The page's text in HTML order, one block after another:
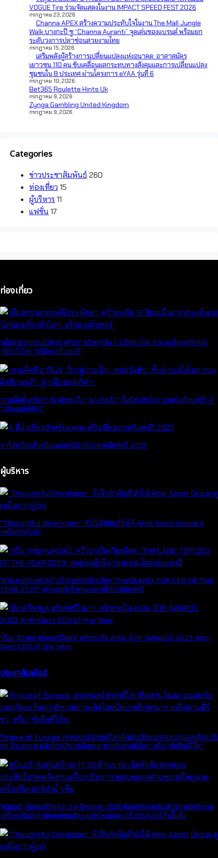
VOGUE Tire ร่วมจัดแสดงในงาน IMPACT SPEED FEST 2026
กรกฎาคม 23, 2026
Channa APEX สร้างความประทับใจในงาน The Mall Jungle
Walk บางกะปิ ชู “Channa Auranti” จุดเด่นของแบรนด์ พร้อมยก
ระดับวงการปลาช่อนสวยงามไทย
กรกฎาคม 15, 2026
เสริมพลังผู้สร้างการเปลี่ยนแปลงแห่งอนาคต: อาสาสมัคร
เยาวชน 110 คน ขับเคลื่อนผลกระทบทางสังคมและการเปลี่ยนแปลง
ชุมชนใน 8 ประเทศ ผ่านโครงการ eYAA รุ่นที่ 6
กรกฎาคม 10, 2026
Bet365 Roulette Hints Uk
กรกฎาคม 9, 2026
Zynga Gambling United Kingdom
กรกฎาคม 9, 2026
Categories
ข่าวประชาสัมพันธ์ 260
ท่องเที่ยว 15
ผู้บริหาร 11
แฟชั่น 17
ท่องเที่ยว
‘เซ็นทาราเเกรนด์มิราจ พัทยา’ คว้ารางวัล 13 ปีต่อเนื่อง จาก ผลโหวตนักท่อง
เที่ยวทั่วโลก ‘ทริปแอดไวเซอร์’
“กาแล็คซี่ อารีน่า” ก้าวสู่การเป็น “สปอร์ตฮับ” ชั้นนำระดับโลก ร่วมติดปีกมาเก๊า สู่
“เมืองแห่งกีฬา”
4 ที่น่าเที่ยวสำหรับแพลนทริปเที่ยวเกาหลีแห่งปี 2023
ผู้บริหาร
“Thoughtful Developer” หัวใจสำคัญที่ทำให้ Able Asset Group ดู
เหนือกว่าคู่แข่ง
“กวิน กาญจนพาสน์” คว้ารางวัลเกียรติยศ “THAILAND TOP CEO OF THE
YEAR 2023” สุดยอดผู้บริหารผลงานโดดเด่นแห่งปี
“ท๊อป จิรายุส ทรัพย์ศรีโสภา” คว้ารางวัล ASIA TOP AWARDS 2023 สาขา
Best CEO of the Year
ประชาสัมพันธ์
‘Prince of Eurasia’ ภาพยนตร์สารคดีโลกที่ผสานวัฒนธรรมตะวันออกกับตะวัน
ตก อำนวยการผลิตโดยนักบวชอิสลาม“ท่านอิสลามมีร์ซา” หรือ “ซัยยิดพี่โอ๊ค”
‘ยูนิแอร์’ ทุ่มทุนสร้างกว่า 30 ล้านบาท! เปิดตัวห้องทดสอบประสิทธิภาพพลังงาน
เครื่องปรับอากาศแบบแยกส่วนขนาดใหญ่และเครื่องชิลเลอร์ทำน้ำเย็น